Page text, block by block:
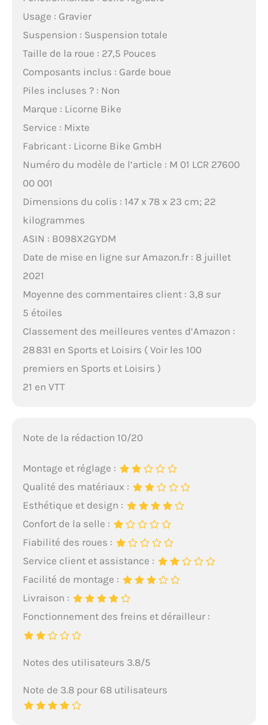
Usage : Gravier
Suspension : Suspension totale
Taille de la roue : 27,5 Pouces
Composants inclus : Garde boue
Piles incluses ? : Non
Marque : Licorne Bike
Service : Mixte
Fabricant : Licorne Bike GmbH
Numéro du modèle de l’article : M 01 LCR 27600
00 001
Dimensions du colis : 147 x 78 x 23 cm; 22
kilogrammes
ASIN : B098X2GYDM
Date de mise en ligne sur Amazon.fr : 8 juillet
2021
Moyenne des commentaires client : 3,8 sur
5 étoiles
Classement des meilleures ventes d’Amazon :
28 831 en Sports et Loisirs ( Voir les 100
premiers en Sports et Loisirs )
21 en VTT
Note de la rédaction 10/20
Montage et réglage :
Qualité des matériaux :
Esthétique et design :
Confort de la selle :
Fiabilité des roues :
Service client et assistance :
Facilité de montage :
Livraison :
Fonctionnement des freins et dérailleur :
Notes des utilisateurs 3.8/5
Note de 3.8 pour 68 utilisateurs